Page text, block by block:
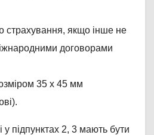
страхування, якщо інше не
договорами
35 х 45 мм
у підпунктах 2, 3 мають бути